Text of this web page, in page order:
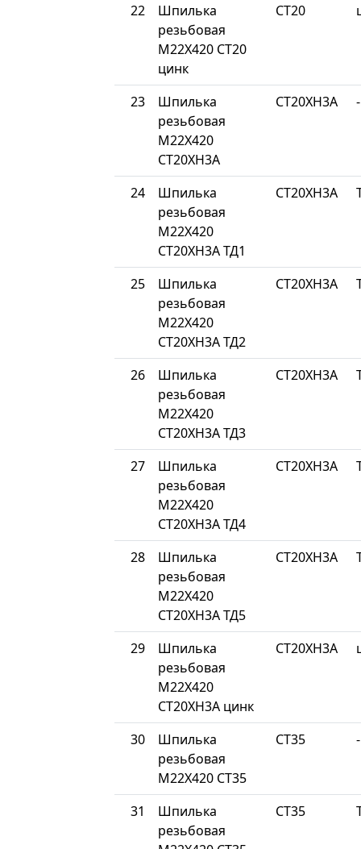
22
Шпилька
резьбовая
М22Х420 СТ20
цинк
СТ20
23
Шпилька
резьбовая
М22Х420
СТ20ХН3А
СТ20ХН3А -
24
Шпилька
резьбовая
М22Х420
СТ20ХН3А ТД1
СТ20ХН3А
25
Шпилька
резьбовая
М22Х420
СТ20ХН3А ТД2
СТ20ХН3А
26
Шпилька
резьбовая
М22Х420
СТ20ХН3А ТД3
СТ20ХН3А
27
Шпилька
резьбовая
М22Х420
СТ20ХН3А ТД4
СТ20ХН3А
28
Шпилька
резьбовая
М22Х420
СТ20ХН3А ТД5
СТ20ХН3А
29
Шпилька
резьбовая
М22Х420
СТ20ХН3А цинк
СТ20ХН3А
30
Шпилька
резьбовая
М22Х420 СТ35
СТ35 -
31
Шпилька
резьбовая
СТ35